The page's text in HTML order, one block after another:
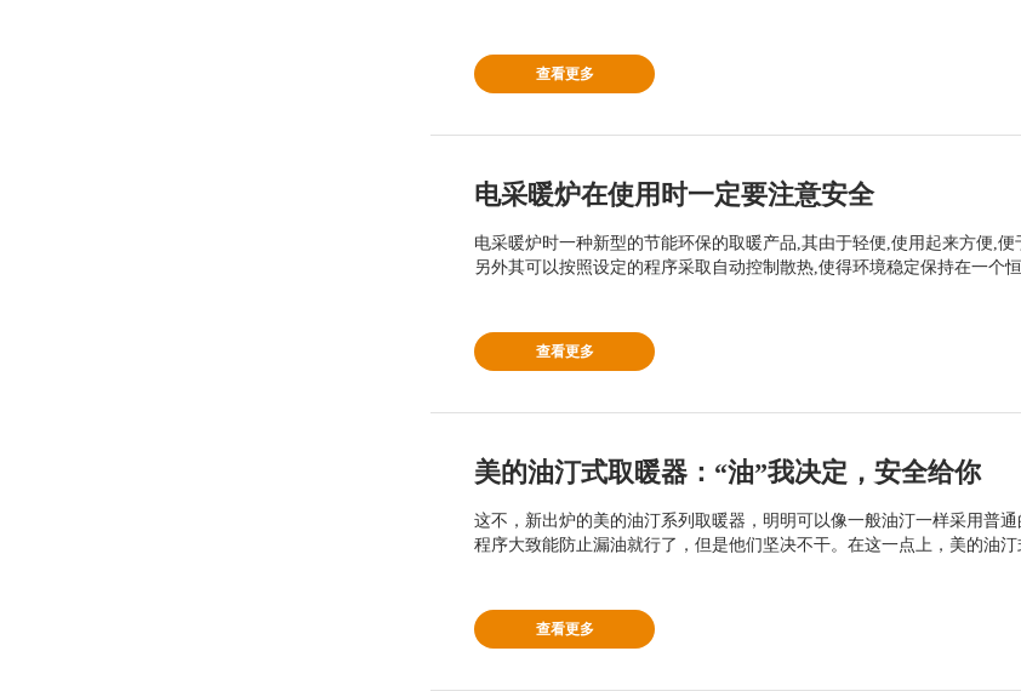
查看更多
电采暖炉在使用时一定要注意安全
电采暖炉时一种新型的节能环保的取暖产品,其由于轻便,使用起来方便,便
另外其可以按照设定的程序采取自动控制散热,使得环境稳定保持在一个
查看更多
美的油汀式取暖器：“油”我决定，安全给你
这不，新出炉的美的油汀系列取暖器，明明可以像一般油汀一样采用普
程序大致能防止漏油就行了，但是他们坚决不干。在这一点上，美的油
查看更多